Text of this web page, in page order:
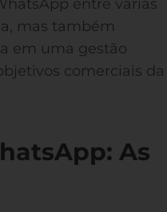
entre várias
mas também
em uma gestão
comerciais da
As